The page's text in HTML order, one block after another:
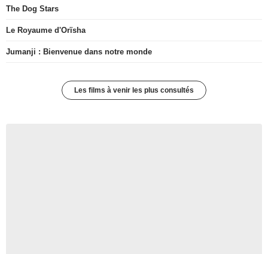
The Dog Stars
Le Royaume d'Orïsha
Jumanji : Bienvenue dans notre monde
Les films à venir les plus consultés